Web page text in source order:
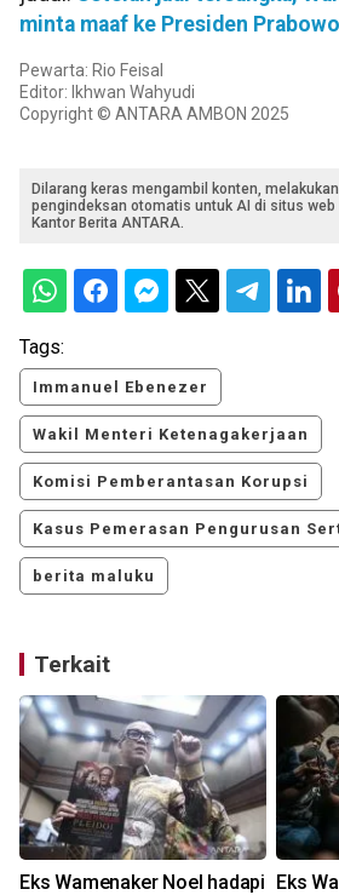
minta maaf ke Presiden Prabowo
Pewarta: Rio Feisal
Editor: Ikhwan Wahyudi
Copyright © ANTARA AMBON 2025
Dilarang keras mengambil konten,
pengindeksan otomatis untuk AI di situs
Kantor Berita ANTARA.
Tags:
Immanuel Ebenezer
Wakil Menteri Ketenagakerjaan
Komisi Pemberantasan Korupsi
Kasus Pemerasan Pengurusan
berita maluku
Terkait
Eks Wamenaker Noel hadapi Eks